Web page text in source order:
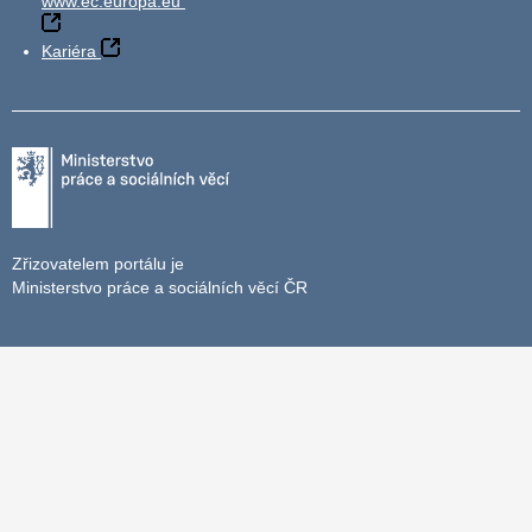
Kariéra
Zřizovatelem portálu je
Ministerstvo práce a sociálních věcí ČR